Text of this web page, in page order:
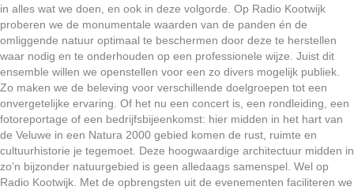
in alles wat we doen, en ook in deze volgorde. Op Radio Kootwijk
proberen we de monumentale waarden van de panden én de
omliggende natuur optimaal te beschermen door deze te herstellen
waar nodig en te onderhouden op een professionele wijze. Juist dit
ensemble willen we openstellen voor een zo divers mogelijk publiek.
Zo maken we de beleving voor verschillende doelgroepen tot een
onvergetelijke ervaring. Of het nu een concert is, een rondleiding, een
fotoreportage of een bedrijfsbijeenkomst: hier midden in het hart van
de Veluwe in een Natura 2000 gebied komen de rust, ruimte en
cultuurhistorie je tegemoet. Deze hoogwaardige architectuur midden in
zo’n bijzonder natuurgebied is geen alledaags samenspel. Wel op
Radio Kootwijk. Met de opbrengsten uit de evenementen faciliteren we